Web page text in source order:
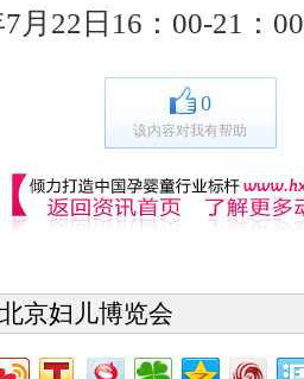
月22日16：00-21：00
0
该内容对我有帮助
京妇儿博览会